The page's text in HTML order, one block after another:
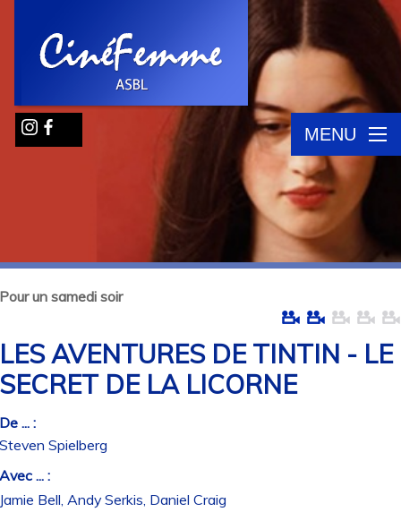
MENU
un samedi soir
AVENTURES DE TINTIN - LE
DE LA LICORNE
... :
Spielberg
... :
Bell, Andy Serkis, Daniel Craig